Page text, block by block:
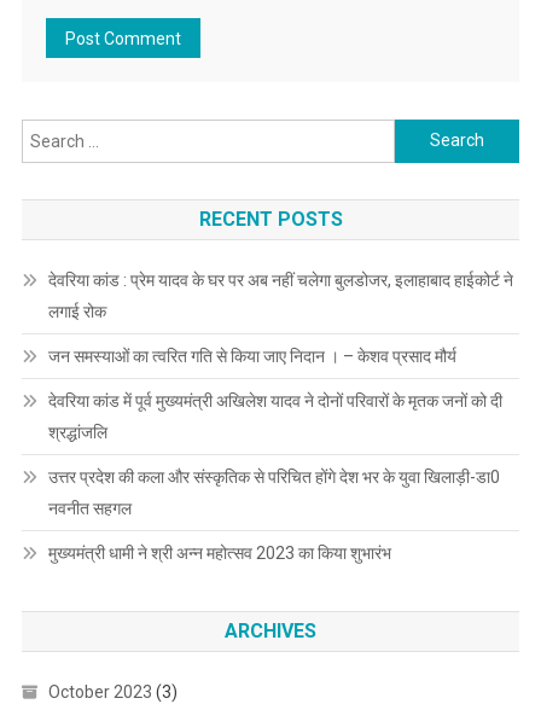
Search
for:
RECENT POSTS
देवरिया कांड : प्रेम यादव के घर पर अब नहीं चलेगा बुलडोजर, इलाहाबाद हाईकोर्ट ने
लगाई रोक
जन समस्याओं का त्वरित गति से किया जाए निदान । – केशव प्रसाद मौर्य
देवरिया कांड में पूर्व मुख्यमंत्री अखिलेश यादव ने दोनों परिवारों के मृतक जनों को दी
श्रद्धांजलि
उत्तर प्रदेश की कला और संस्कृतिक से परिचित होंगे देश भर के युवा खिलाड़ी-डा0
नवनीत सहगल
मुख्यमंत्री धामी ने श्री अन्न महोत्सव 2023 का किया शुभारंभ
ARCHIVES
October 2023 (3)